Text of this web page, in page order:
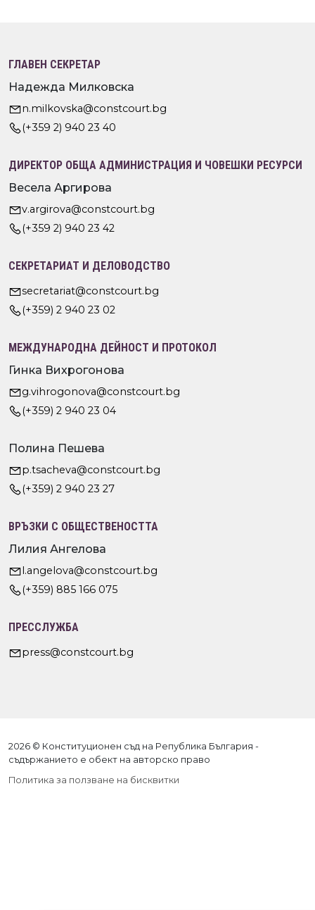
ГЛАВЕН СЕКРЕТАР
Надежда Милковска
n.milkovska@constcourt.bg
(+359 2) 940 23 40
ДИРЕКТОР ОБЩА АДМИНИСТРАЦИЯ И ЧОВЕШКИ РЕСУРСИ
Весела Аргирова
v.argirova@constcourt.bg
(+359 2) 940 23 42
СЕКРЕТАРИАТ И ДЕЛОВОДСТВО
secretariat@constcourt.bg
(+359) 2 940 23 02
МЕЖДУНАРОДНА ДЕЙНОСТ И ПРОТОКОЛ
Гинка Вихрогонова
g.vihrogonova@constcourt.bg
(+359) 2 940 23 04
Полина Пешева
p.tsacheva@constcourt.bg
(+359) 2 940 23 27
ВРЪЗКИ С ОБЩЕСТВЕНОСТТА
Лилия Ангелова
l.angelova@constcourt.bg
(+359) 885 166 075
ПРЕССЛУЖБА
press@constcourt.bg
2026 © Конституционен съд на Република България -
съдържанието е обект на авторско право
Политика за ползване на бисквитки